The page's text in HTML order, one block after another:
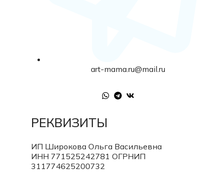
art-mama.ru@mail.ru
РЕКВИЗИТЫ
ИП Широкова Ольга Васильевна
ИНН 771525242781 ОГРНИП
311774625200732